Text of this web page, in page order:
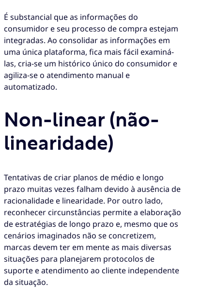
É substancial que as informações do
consumidor e seu processo de compra estejam
integradas. Ao consolidar as informações em
uma única plataforma, fica mais fácil examiná-
las, cria-se um histórico único do consumidor e
agiliza-se o atendimento manual e
automatizado.
Non-linear (não-
linearidade)
Tentativas de criar planos de médio e longo
prazo muitas vezes falham devido à ausência de
racionalidade e linearidade. Por outro lado,
reconhecer circunstâncias permite a elaboração
de estratégias de longo prazo e, mesmo que os
cenários imaginados não se concretizem,
marcas devem ter em mente as mais diversas
situações para planejarem protocolos de
suporte e atendimento ao cliente independente
da situação.